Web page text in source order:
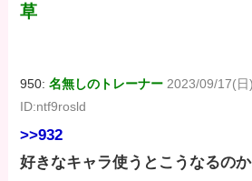
草
950:名無しのトレーナー 2023/09/17(
ID:ntf9rosld
>>932
好きなキャラ使うとこうなるの